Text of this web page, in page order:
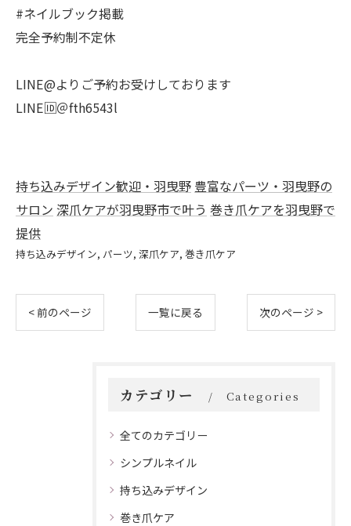
#ネイルブック掲載
完全予約制不定休
LINE@よりご予約お受けしております
LINE🆔＠fth6543l
持ち込みデザイン歓迎・羽曳野 豊富なパーツ・羽曳野の
サロン 深爪ケアが羽曳野市で叶う 巻き爪ケアを羽曳野で
提供
持ち込みデザイン パーツ 深爪ケア 巻き爪ケア
< 前のページ 一覧に戻る 次のページ >
カテゴリー Categories
全てのカテゴリー
シンプルネイル
持ち込みデザイン
巻き爪ケア